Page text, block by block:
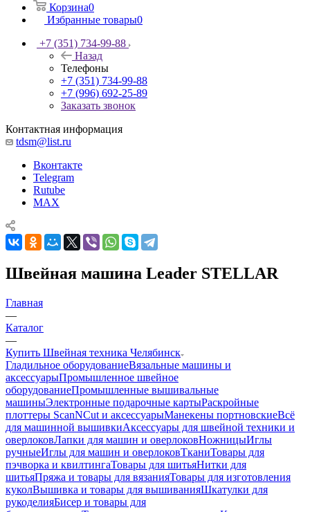
Корзина0
Избранные товары0
+7 (351) 734-99-88
Назад
Телефоны
+7 (351) 734-99-88
+7 (996) 692-25-89
Заказать звонок
Контактная информация
tdsm@list.ru
Вконтакте
Telegram
Rutube
MAX
Швейная машина Leader STELLAR
Главная
—
Каталог
—
Купить Швейная техника Челябинск
Гладильное оборудованиеВязальные машины и
аксессуарыПромышленное швейное
оборудованиеПромышленные вышивальные
машиныЭлектронные подарочные картыРаскройные
плоттеры ScanNCut и аксессуарыМанекены портновскиеВсё
для машинной вышивкиАксессуары для швейной техники и
оверлоковЛапки для машин и оверлоковНожницыИглы
ручныеИглы для машин и оверлоковТканиТовары для
пэчворка и квилтингаТовары для шитьяНитки для
шитьяПряжа и товары для вязанияТовары для изготовления
куколВышивка и товары для вышиванияШкатулки для
рукоделияБисер и товары для